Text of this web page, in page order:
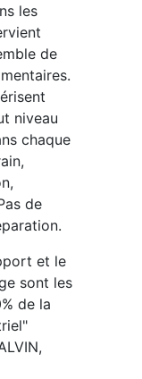
les
de
niveau
chaque
de
et le
sont les
de la